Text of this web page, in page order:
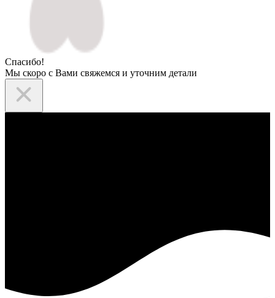
Спасибо!
Мы скоро с Вами свяжемся и уточним детали